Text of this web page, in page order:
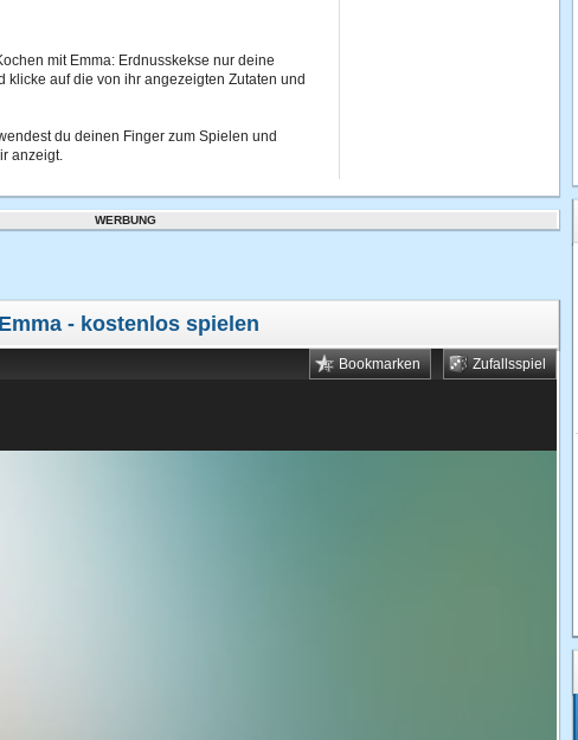
mit Emma: Erdnusskekse nur deine
klicke auf die von ihr angezeigten Zutaten und
du deinen Finger zum Spielen und
anzeigt.
WERBUNG
- kostenlos spielen
Zufallsspiel
Bookmarken